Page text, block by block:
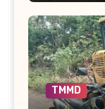
TMMD